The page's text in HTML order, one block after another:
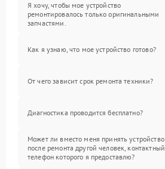
Я хочу, чтобы мое устройство
ремонтировалось только оригинальными
запчастями.
Как я узнаю, что мое устройство готово?
От чего зависит срок ремонта техники?
Диагностика проводится бесплатно?
Может ли вместо меня принять устройство
после ремонта другой человек, контактный
телефон которого я предоставлю?